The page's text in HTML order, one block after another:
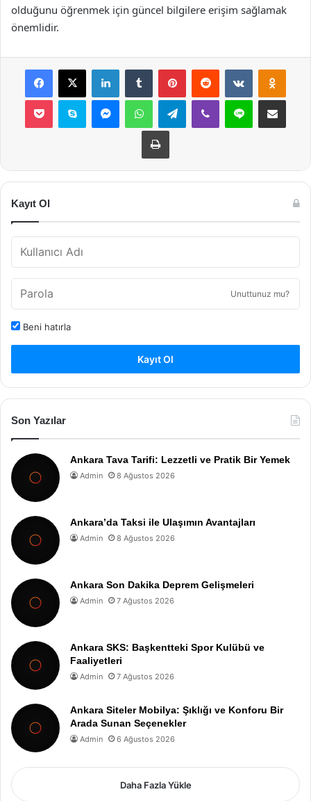
olduğunu öğrenmek için güncel bilgilere erişim sağlamak
önemlidir.
Facebook
X LinkedInTumblr PinterestReddit VKontakte
Pocket Skype MessengerWhatsAppTelegramViber Line E-Posta ile
Yazdır
Kayıt Ol
Unuttunuz mu?
Beni hatırla
Kayıt Ol
Son Yazılar
Ankara Tava Tarifi: Lezzetli ve Pratik Bir Yemek
Admin 8 Ağustos 2026
Ankara’da Taksi ile Ulaşımın Avantajları
Admin 8 Ağustos 2026
Ankara Son Dakika Deprem Gelişmeleri
Admin 7 Ağustos 2026
Ankara SKS: Başkentteki Spor Kulübü ve
Faaliyetleri
Admin 7 Ağustos 2026
Ankara Siteler Mobilya: Şıklığı ve Konforu Bir
Arada Sunan Seçenekler
Admin 6 Ağustos 2026
Daha Fazla Yükle